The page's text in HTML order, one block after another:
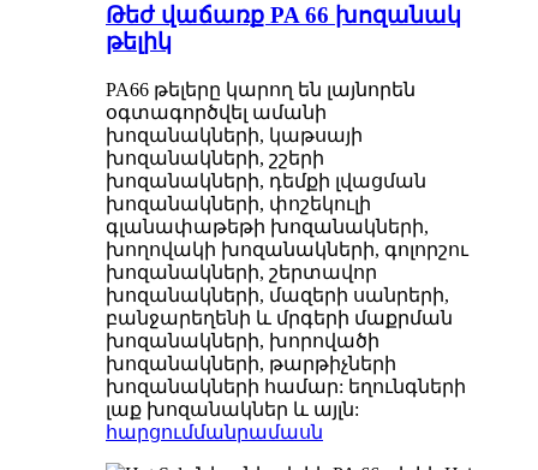
Թեժ վաճառք PA 66 խոզանակ
թելիկ
PA66 թելերը կարող են լայնորեն
օգտագործվել ամանի
խոզանակների, կաթսայի
խոզանակների, շշերի
խոզանակների, դեմքի լվացման
խոզանակների, փոշեկուլի
գլանափաթեթի խոզանակների,
խողովակի խոզանակների, գոլորշու
խոզանակների, շերտավոր
խոզանակների, մազերի սանրերի,
բանջարեղենի և մրգերի մաքրման
խոզանակների, խորովածի
խոզանակների, թարթիչների
խոզանակների համար: եղունգների
լաք խոզանակներ և այլն:
հարցումմանրամասն